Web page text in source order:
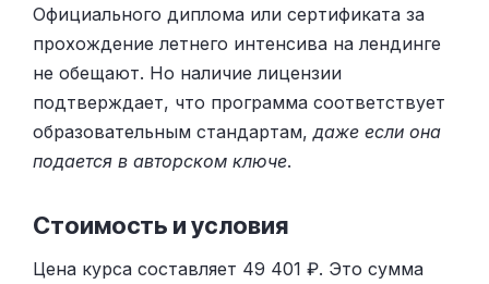
Официального диплома или сертификата за
прохождение летнего интенсива на лендинге
не обещают. Но наличие лицензии
подтверждает, что программа соответствует
образовательным стандартам,даже если она
подается в авторском ключе.
Стоимость и условия
Цена курса составляет 49 401 ₽. Это сумма